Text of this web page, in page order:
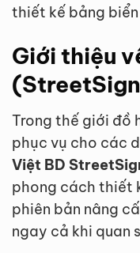
thiết kế bảng biển
Giới thiệu
Trong thế giới đồ
phục vụ cho các
Việt BD
phong cách thiết
phiên bản nâng
ngay cả khi quan